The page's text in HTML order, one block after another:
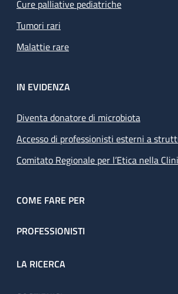
Cure palliative pediatriche
Tumori rari
Malattie rare
IN EVIDENZA
Diventa donatore di microbiota
Accesso di professionisti esterni a
Comitato Regionale per l’Etica nella
COME FARE PER
PROFESSIONISTI
LA RICERCA